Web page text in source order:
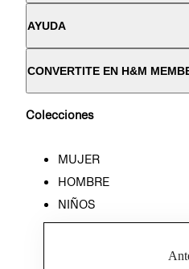
AYUDA
CONVERTITE EN H&M
Colecciones
MUJER
HOMBRE
NIÑOS
HOME